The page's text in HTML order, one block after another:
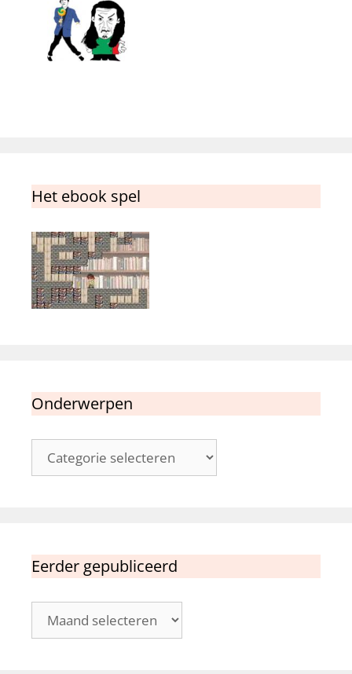
Het ebook spel
Onderwerpen
Eerder gepubliceerd
gepubliceerd